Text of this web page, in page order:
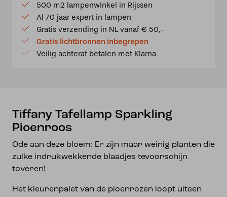
Sparkling
Pioenroos
aantal
500 m2 lampenwinkel in Rijssen
Al 70 jaar expert in lampen
Gratis verzending in NL vanaf € 50,-
Gratis lichtbronnen inbegrepen
Veilig achteraf betalen met Klarna
Tiffany Tafellamp Sparkling
Pioenroos
Ode aan deze bloem: Er zijn maar weinig planten die
zulke indrukwekkende blaadjes tevoorschijn
toveren!
Het kleurenpalet van de pioenrozen loopt uiteen